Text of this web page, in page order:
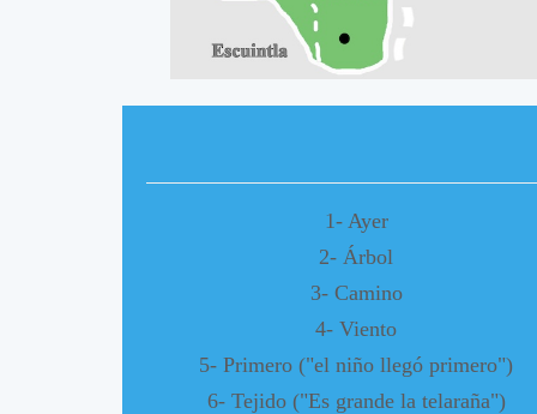
1- Ayer
2- Árbol
3- Camino
4- Viento
5- Primero ("el niño llegó primero")
6- Tejido ("Es grande la telaraña")